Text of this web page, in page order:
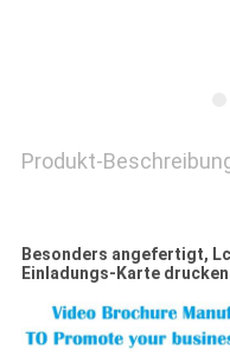
Produkt-
Besonders angefertigt,
Einladungs-Karte